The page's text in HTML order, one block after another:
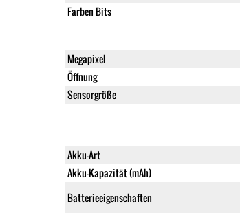
Farben Bits
Megapixel
Öffnung
Sensorgröße
Akku-Art
Akku-Kapazität (mAh)
Batterieeigenschaften